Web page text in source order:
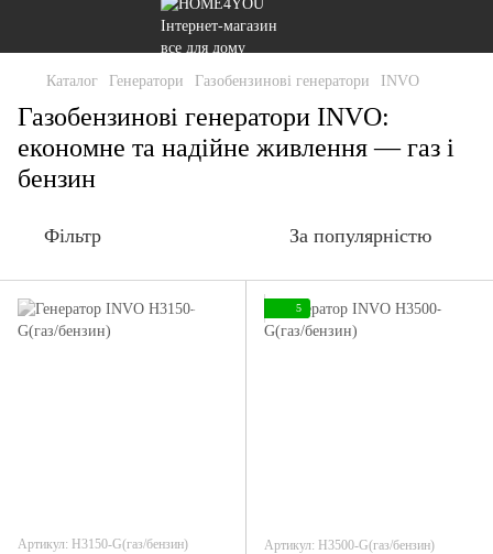
Каталог Генератори Газобензинові генератори INVO
Газобензинові генератори INVO:
економне та надійне живлення — газ і
бензин
Фільтр За популярністю
Артикул: H3150-G(газ/бензин)
5
Артикул: H3500-G(газ/бензин)